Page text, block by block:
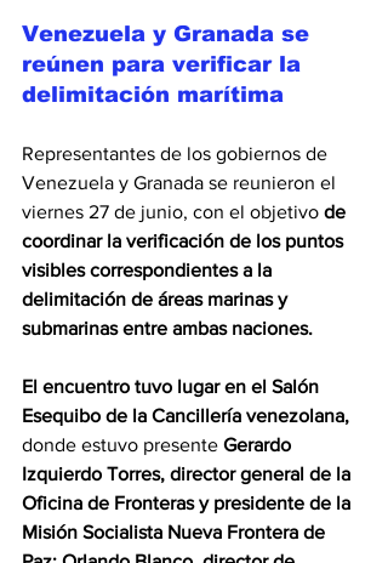
Venezuela y Granada se
reúnen para verificar la
delimitación marítima
Representantes de los gobiernos de
Venezuela y Granada se reunieron el
viernes 27 de junio, con el objetivo de
coordinar la verificación de los puntos
visibles correspondientes a la
delimitación de áreas marinas y
submarinas entre ambas naciones.
El encuentro tuvo lugar en el Salón
Esequibo de la Cancillería venezolana,
donde estuvo presente Gerardo
Izquierdo Torres, director general de la
Oficina de Fronteras y presidente de la
Misión Socialista Nueva Frontera de